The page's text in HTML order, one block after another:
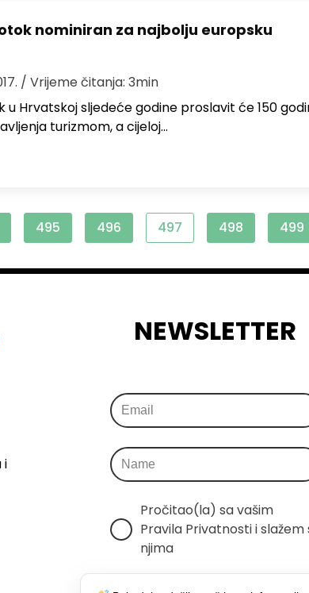
nominiran za najbolju europsku
/ Vrijeme čitanja: 3min
u Hrvatskoj sljedeće godine proslavit će 150
turizmom, a cijeloj…
495 496 497 498 499
i
NEWSLETTER
Pročitao(la) sa vašim
Pravila Privatnosti i slažem
njima